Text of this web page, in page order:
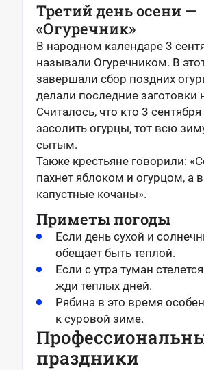
Третий день осени —
«Огуречник»
В народном календаре 3
называли Огуречником. В
завершали сбор поздних
делали последние заготовки
Считалось, что кто 3 сентября
засолить огурцы, тот всю
сытым.
Также крестьяне говорили:
пахнет яблоком и огурцом, а
капустные кочаны».
Приметы погоды
Если день сухой и
обещает быть теплой.
Если с утра туман
жди теплых дней.
Рябина в это время
к суровой зиме.
праздники